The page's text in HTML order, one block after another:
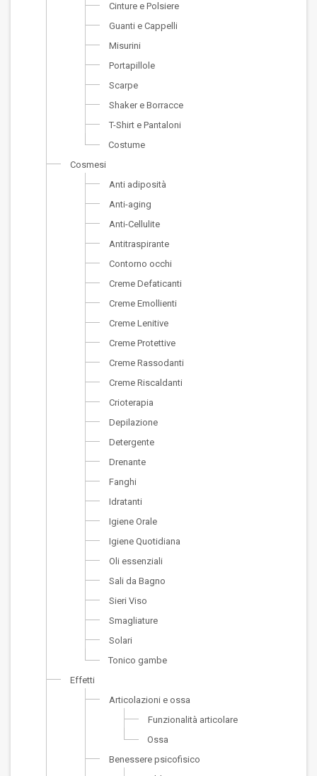
Cinture e Polsiere
Guanti e Cappelli
Misurini
Portapillole
Scarpe
Shaker e Borracce
T-Shirt e Pantaloni
Costume
Cosmesi
Anti adiposità
Anti-aging
Anti-Cellulite
Antitraspirante
Contorno occhi
Creme Defaticanti
Creme Emollienti
Creme Lenitive
Creme Protettive
Creme Rassodanti
Creme Riscaldanti
Crioterapia
Depilazione
Detergente
Drenante
Fanghi
Idratanti
Igiene Orale
Igiene Quotidiana
Oli essenziali
Sali da Bagno
Sieri Viso
Smagliature
Solari
Tonico gambe
Effetti
Articolazioni e ossa
Funzionalità articolare
Ossa
Benessere psicofisico